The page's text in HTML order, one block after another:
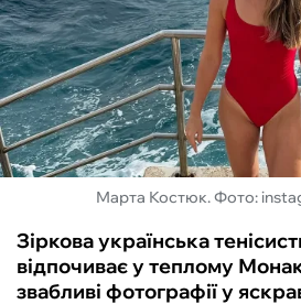
ФУТЗАЛ
ІНШІ
БУКМЕКЕРИ
Марта Костюк. Фото:
Зіркова українська
відпочиває у теплому
звабливі фотографії у